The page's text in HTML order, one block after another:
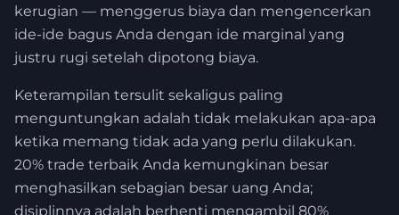
kerugian — menggerus biaya dan mengencerkan
ide-ide bagus Anda dengan ide marginal yang
justru rugi setelah dipotong biaya.
Keterampilan tersulit sekaligus paling
menguntungkan adalah tidak melakukan apa-apa
ketika memang tidak ada yang perlu dilakukan.
20% trade terbaik Anda kemungkinan besar
menghasilkan sebagian besar uang Anda;
disiplinnya adalah berhenti mengambil 80%